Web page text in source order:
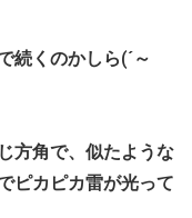
続くのかしら(´～
方角で、似たような
ピカピカ雷が光って